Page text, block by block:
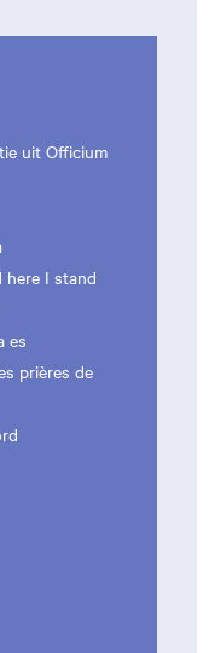
uit Officium
I stand
es
prières de